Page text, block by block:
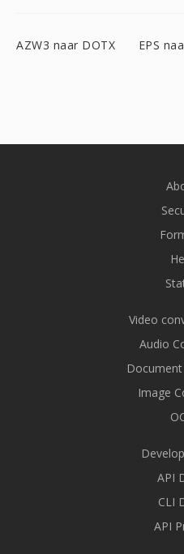
AZW3 naar DOTX EPS
Video
Audio
Image
API
CLI
API